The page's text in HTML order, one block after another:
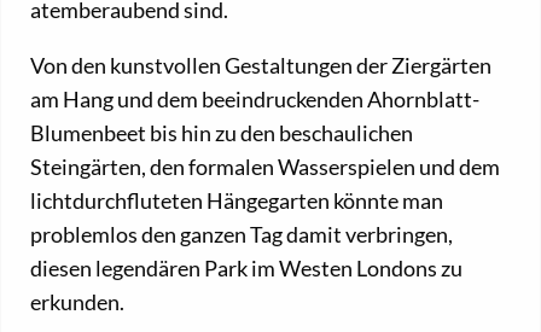
atemberaubend sind.
Von den kunstvollen Gestaltungen der Ziergärten
am Hang und dem beeindruckenden Ahornblatt-
Blumenbeet bis hin zu den beschaulichen
Steingärten, den formalen Wasserspielen und dem
lichtdurchfluteten Hängegarten könnte man
problemlos den ganzen Tag damit verbringen,
diesen legendären Park im Westen Londons zu
erkunden.